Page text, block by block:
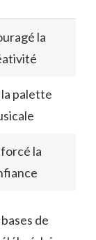
la
palette
la
de